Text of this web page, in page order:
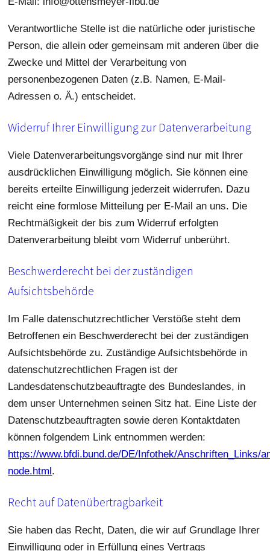
Verantwortliche Stelle ist die natürliche oder juristische
Person, die allein oder gemeinsam mit anderen über die
Zwecke und Mittel der Verarbeitung von
personenbezogenen Daten (z.B. Namen, E-Mail-
Adressen o. Ä.) entscheidet.
Widerruf Ihrer Einwilligung zur Datenverarbeitung
Viele Datenverarbeitungsvorgänge sind nur mit Ihrer
ausdrücklichen Einwilligung möglich. Sie können eine
bereits erteilte Einwilligung jederzeit widerrufen. Dazu
reicht eine formlose Mitteilung per E-Mail an uns. Die
Rechtmäßigkeit der bis zum Widerruf erfolgten
Datenverarbeitung bleibt vom Widerruf unberührt.
Beschwerderecht bei der zuständigen
Aufsichtsbehörde
Im Falle datenschutzrechtlicher Verstöße steht dem
Betroffenen ein Beschwerderecht bei der zuständigen
Aufsichtsbehörde zu. Zuständige Aufsichtsbehörde in
datenschutzrechtlichen Fragen ist der
Landesdatenschutzbeauftragte des Bundeslandes, in
dem unser Unternehmen seinen Sitz hat. Eine Liste der
Datenschutzbeauftragten sowie deren Kontaktdaten
können folgendem Link entnommen werden:
https://www.bfdi.bund.de/DE/Infothek/Anschriften_Links/
node.html.
Recht auf Datenübertragbarkeit
Sie haben das Recht, Daten, die wir auf Grundlage Ihrer
Einwilligung oder in Erfüllung eines Vertrags